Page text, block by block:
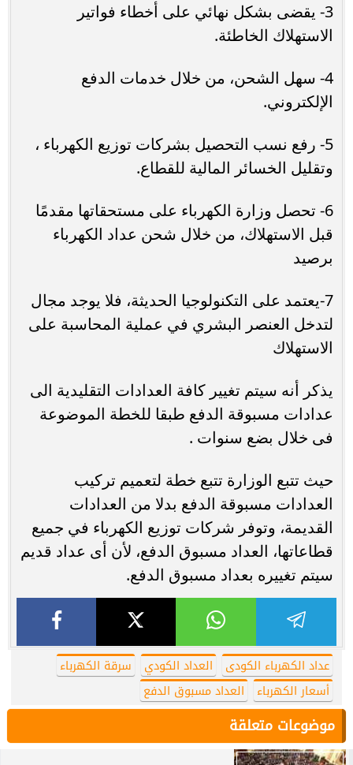
3- يقضى بشكل نهائي على أخطاء فواتير
الاستهلاك الخاطئة.
4- سهل الشحن، من خلال خدمات الدفع
الإلكتروني.
5- رفع نسب التحصيل بشركات توزيع الكهرباء ،
وتقليل الخسائر المالية للقطاع.
6- تحصل وزارة الكهرباء على مستحقاتها مقدمًا
قبل الاستهلاك، من خلال شحن عداد الكهرباء
برصيد
7-يعتمد على التكنولوجيا الحديثة، فلا يوجد مجال
لتدخل العنصر البشري في عملية المحاسبة على
الاستهلاك
يذكر أنه سيتم تغيير كافة العدادات التقليدية الى
عدادات مسبوقة الدفع طبقا للخطة الموضوعة
فى خلال بضع سنوات .
حيث تتبع الوزارة تتبع خطة لتعميم تركيب
العدادات مسبوقة الدفع بدلا من العدادات
القديمة، وتوفر شركات توزيع الكهرباء في جميع
قطاعاتها، العداد مسبوق الدفع، لأن أى عداد قديم
سيتم تغييره بعداد مسبوق الدفع.
عداد الكهرباء الكودى العداد الكودي
سرقة الكهرباء
أسعار الكهرباء
العداد مسبوق الدفع
موضوعات متعلقة